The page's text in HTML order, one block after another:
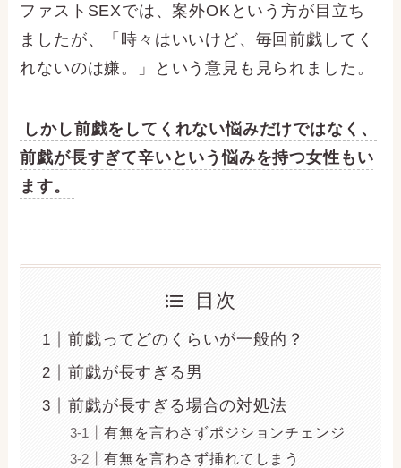
ファストSEXでは、案外OKという方が目立ち
ましたが、「時々はいいけど、毎回前戯してく
れないのは嫌。」という意見も見られました。
しかし前戯をしてくれない悩みだけではなく、
前戯が長すぎて辛いという悩みを持つ女性もい
ます。
目次
前戯ってどのくらいが一般的？
前戯が長すぎる男
前戯が長すぎる場合の対処法
有無を言わさずポジションチェンジ
有無を言わさず挿れてしまう